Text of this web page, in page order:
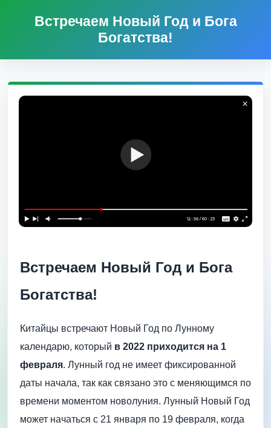
Встречаем Новый Год и Бога
Богатства!
Встречаем Новый Год и Бога
Богатства!
Китайцы встречают Новый Год по Лунному
календарю, который в 2022 приходится на 1
февраля. Лунный год не имеет фиксированной
даты начала, так как связано это с меняющимся по
времени моментом новолуния. Лунный Новый Год
может начаться с 21 января по 19 февраля, когда